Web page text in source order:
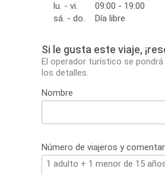
lu. - vi.
09:00 - 19:00
sá. - do.
Día libre
Si le gusta este viaje,
El operador turístico se
los detalles.
Nombre
Número de viajeros y